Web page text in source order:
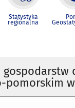
Statystyka
regionalna
w